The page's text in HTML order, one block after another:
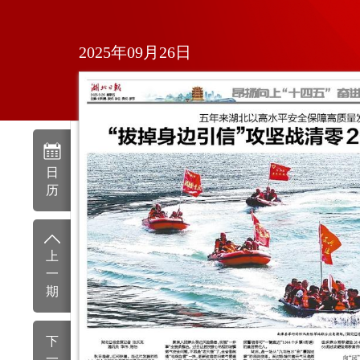
日
历
上
一
期
下
2025年09月26日